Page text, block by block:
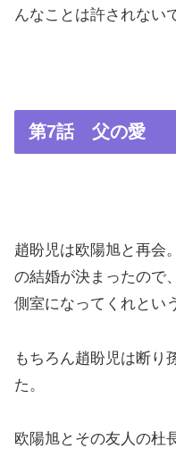
んなことは許されな
第7話 父の愛
趙盼児は欧陽旭と再会
の結婚が決まったので
側室になってくれとい
もちろん趙盼児は断り
た。
欧陽旭とその友人の杜